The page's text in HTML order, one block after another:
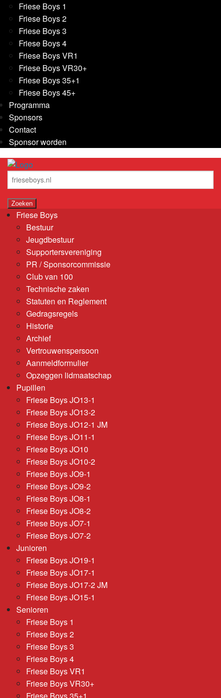
Friese Boys 1
Friese Boys 2
Friese Boys 3
Friese Boys 4
Friese Boys VR1
Friese Boys VR30+
Friese Boys 35+1
Friese Boys 45+
Programma
Sponsors
Contact
Sponsor worden
Friese Boys
Bestuur
Jeugdbestuur
Supportersvereniging
PR / Sponsorcommissie
Club van 100
Technische zaken
Statuten en Reglement
Gedragsregels
Historie
Archief
Vertrouwenspersoon
Aanmeldformulier
Opzeggen lidmaatschap
Pupillen
Friese Boys JO13-1
Friese Boys JO13-2
Friese Boys JO12-1 JM
Friese Boys JO11-1
Friese Boys JO10
Friese Boys JO10-2
Friese Boys JO9-1
Friese Boys JO9-2
Friese Boys JO8-1
Friese Boys JO8-2
Friese Boys JO7-1
Friese Boys JO7-2
Junioren
Friese Boys JO19-1
Friese Boys JO17-1
Friese Boys JO17-2 JM
Friese Boys JO15-1
Senioren
Friese Boys 1
Friese Boys 2
Friese Boys 3
Friese Boys 4
Friese Boys VR1
Friese Boys VR30+
Friese Boys 35+1